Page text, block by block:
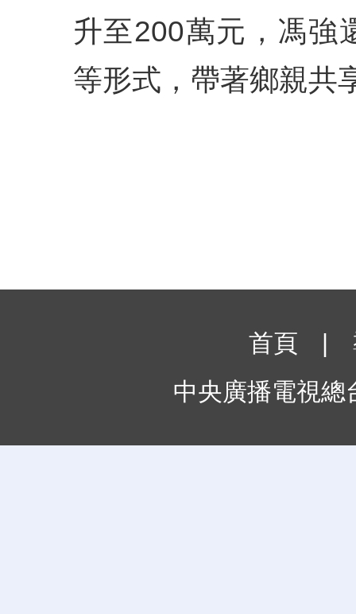
升至200萬元，馮強
等形式，帶著鄉親共
首頁
中央廣播電視總